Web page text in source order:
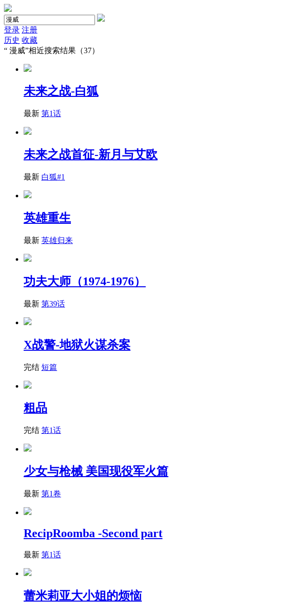
登录 注册
历史 收藏
“ 漫威”相近搜索结果（37）
未来之战-白狐
最新 第1话
未来之战首征-新月与艾欧
最新 白狐#1
英雄重生
最新 英雄归来
功夫大师（1974-1976）
最新 第39话
X战警-地狱火谋杀案
完结 短篇
粗品
完结 第1话
少女与枪械 美国现役军火篇
最新 第1卷
RecipRoomba -Second part
最新 第1话
蕾米莉亚大小姐的烦恼